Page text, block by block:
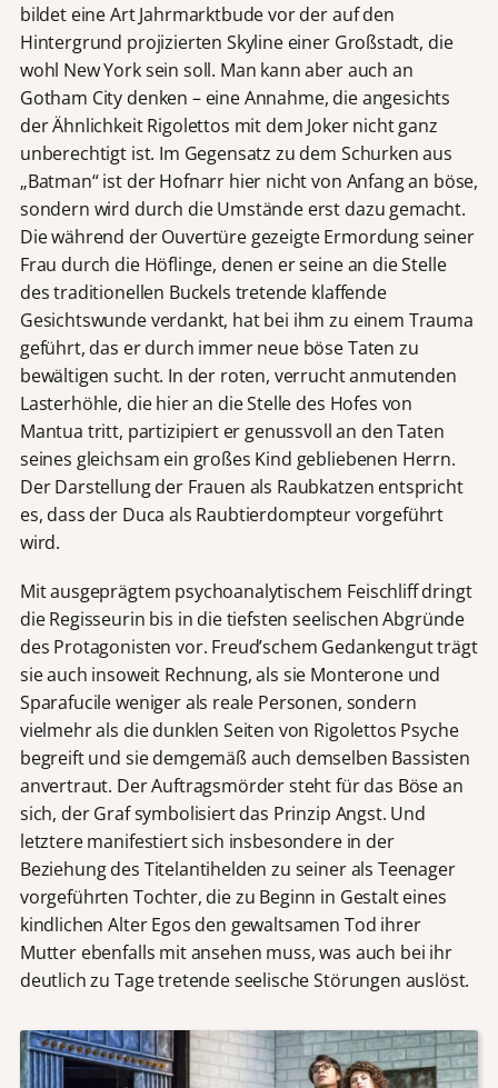
bildet eine Art Jahrmarktbude vor der auf den
Hintergrund projizierten Skyline einer Großstadt, die
wohl New York sein soll. Man kann aber auch an
Gotham City denken – eine Annahme, die angesichts
der Ähnlichkeit Rigolettos mit dem Joker nicht ganz
unberechtigt ist. Im Gegensatz zu dem Schurken aus
„Batman“ ist der Hofnarr hier nicht von Anfang an böse,
sondern wird durch die Umstände erst dazu gemacht.
Die während der Ouvertüre gezeigte Ermordung seiner
Frau durch die Höflinge, denen er seine an die Stelle
des traditionellen Buckels tretende klaffende
Gesichtswunde verdankt, hat bei ihm zu einem Trauma
geführt, das er durch immer neue böse Taten zu
bewältigen sucht. In der roten, verrucht anmutenden
Lasterhöhle, die hier an die Stelle des Hofes von
Mantua tritt, partizipiert er genussvoll an den Taten
seines gleichsam ein großes Kind gebliebenen Herrn.
Der Darstellung der Frauen als Raubkatzen entspricht
es, dass der Duca als Raubtierdompteur vorgeführt
wird.
Mit ausgeprägtem psychoanalytischem Feischliff dringt
die Regisseurin bis in die tiefsten seelischen Abgründe
des Protagonisten vor. Freud’schem Gedankengut trägt
sie auch insoweit Rechnung, als sie Monterone und
Sparafucile weniger als reale Personen, sondern
vielmehr als die dunklen Seiten von Rigolettos Psyche
begreift und sie demgemäß auch demselben Bassisten
anvertraut. Der Auftragsmörder steht für das Böse an
sich, der Graf symbolisiert das Prinzip Angst. Und
letztere manifestiert sich insbesondere in der
Beziehung des Titelantihelden zu seiner als Teenager
vorgeführten Tochter, die zu Beginn in Gestalt eines
kindlichen Alter Egos den gewaltsamen Tod ihrer
Mutter ebenfalls mit ansehen muss, was auch bei ihr
deutlich zu Tage tretende seelische Störungen auslöst.